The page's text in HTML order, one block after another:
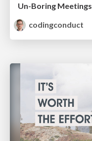
Un-Boring Meetings
codingconduct